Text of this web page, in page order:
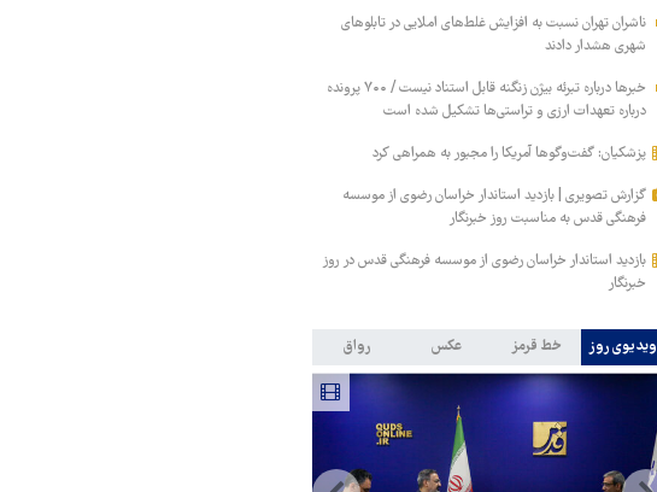
ناشران تهران نسبت به افزایش غلط‌های املایی در تابلوهای
شهری هشدار دادند
خبرها درباره تبرئه بیژن زنگنه قابل استناد نیست / ۷۰۰ پرونده
درباره تعهدات ارزی و تراستی‌ها تشکیل شده است
پزشکیان: گفت‌وگوها آمریکا را مجبور به همراهی کرد
گزارش تصویری | بازدید استاندار خراسان رضوی از موسسه
فرهنگی قدس به مناسبت روز خبرنگار
بازدید استاندار خراسان رضوی از موسسه فرهنگی قدس در روز
خبرنگار
ویدیوی روز خط قرمز عکس رواق